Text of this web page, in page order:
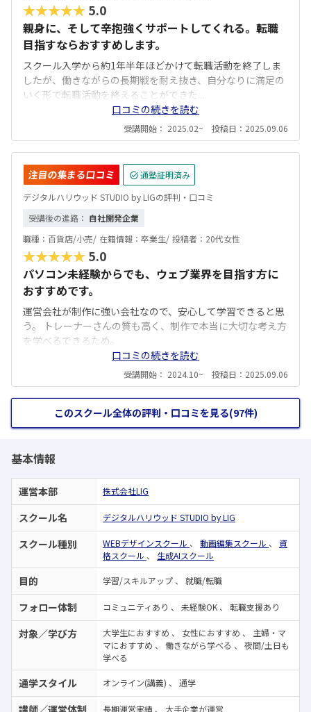
★★★★★ 5.0
親身に、そして辛抱強くサポートしてくれる。転職
目指すならおすすめします。
スクール入学から約1年半年ほどかけて転職活動を終了しま
したが、働きながらの長期戦を耐え抜き、自分なりに満足の
いく形で転職活動を終えることができた...
口コミの続きを読む
受講開始： 2025.02~ 投稿日：2025.09.06
注目の集まる口コミ
通塾証明済み
デジタルハリウッド STUDIO by LIGの評判・口コミ
受講後の進路： 自社開発企業
職種： 百貨店/小売/ 在籍情報： 卒業生/ 投稿者： 20代女性
★★★★★ 5.0
パソコン未経験からでも、ウェブ業界を目指す方に
おすすめです。
運営会社が制作に強い会社なので、安心して学習できると思
う。 トレーナーさんの質も高く、制作で本当に大切な考え方
を学べるできるため。
口コミの続きを読む
受講開始： 2024.10~ 投稿日：2025.09.06
このスクール全体の評判・口コミを見る(97件)
基本情報
運営本部 株式会社LIG
スクール名 デジタルハリウッド STUDIO by LIG
スクール種別 WEBデザインスクール 、 動画編集スクール 、 資
格スクール 、 生成AIスクール
目的 学習/スキルアップ 、 就職/転職
フォロー体制 コミュニティあり 、 未経験OK 、 転職支援あり
対象／学び方 大学生におすすめ 、 女性におすすめ 、 主婦・マ
マにおすすめ 、 働きながら学べる 、 夜間/土日も
学べる
通学スタイル オンライン(講義) 、 通学
講師／運営体制 長期運営実績 、 大手企業が運営